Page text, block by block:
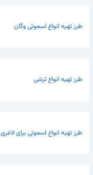
طرز تهیه انواع اسموتی وگان
طرز تهیه انواع ترشی
طرز تهیه انواع اسموتی برای لاغری